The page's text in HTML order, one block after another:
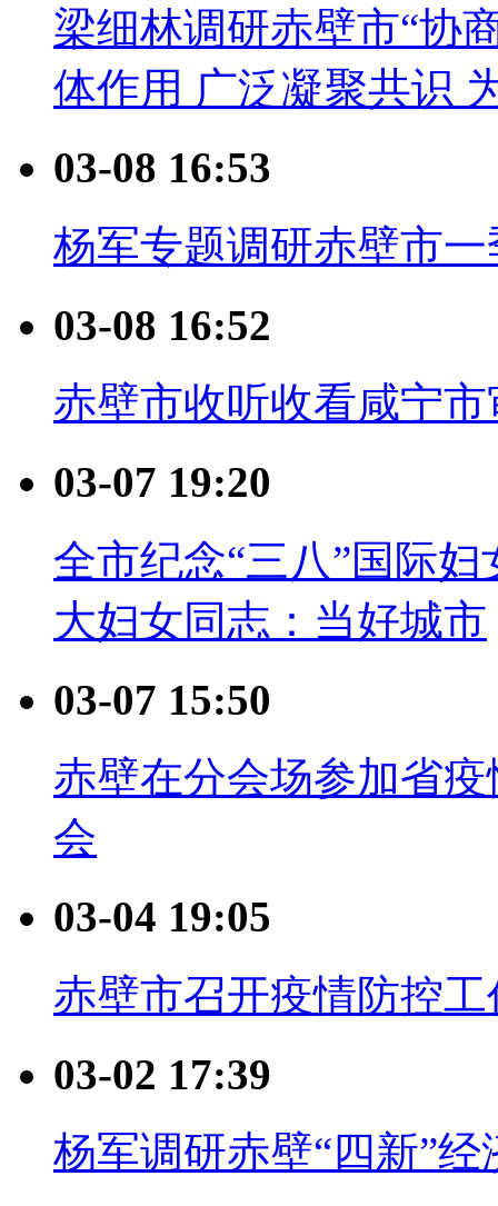
梁细林调研赤壁市“协
体作用 广泛凝聚共识
03-08 16:53
杨军专题调研赤壁市
03-08 16:52
赤壁市收听收看咸宁
03-07 19:20
全市纪念“三八”国际
大妇女同志：当好城市
03-07 15:50
赤壁在分会场参加省
会
03-04 19:05
赤壁市召开疫情防控
03-02 17:39
杨军调研赤壁“四新”